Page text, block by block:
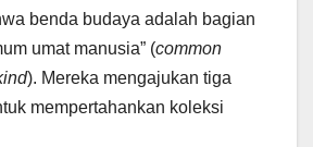
benda budaya adalah bagian
umat manusia” (common
). Mereka mengajukan tiga
mempertahankan koleksi